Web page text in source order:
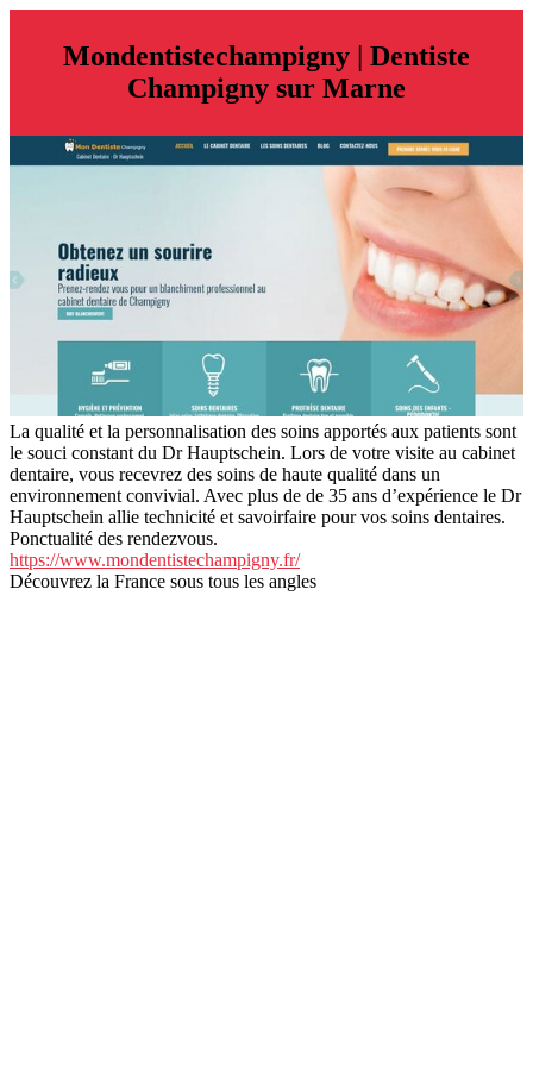
Mon­dentiste­cham­pigny | Dentiste
Champigny sur Marne
La qualité et la personnalisation des soins apportés aux patients sont
le souci constant du Dr Hauptschein. Lors de votre visite au cabinet
dentaire, vous recevrez des soins de haute qualité dans un
environnement convivial. Avec plus de de 35 ans d’expérience le Dr
Hauptschein allie technicité et savoirfaire pour vos soins dentaires.
Ponctualité des rendezvous.
https://www.mondentistechampigny.fr/
Découvrez la France sous tous les angles